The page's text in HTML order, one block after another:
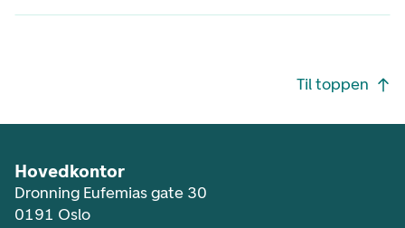
Til toppen
Hovedkontor
Dronning Eufemias gate 30
0191 Oslo